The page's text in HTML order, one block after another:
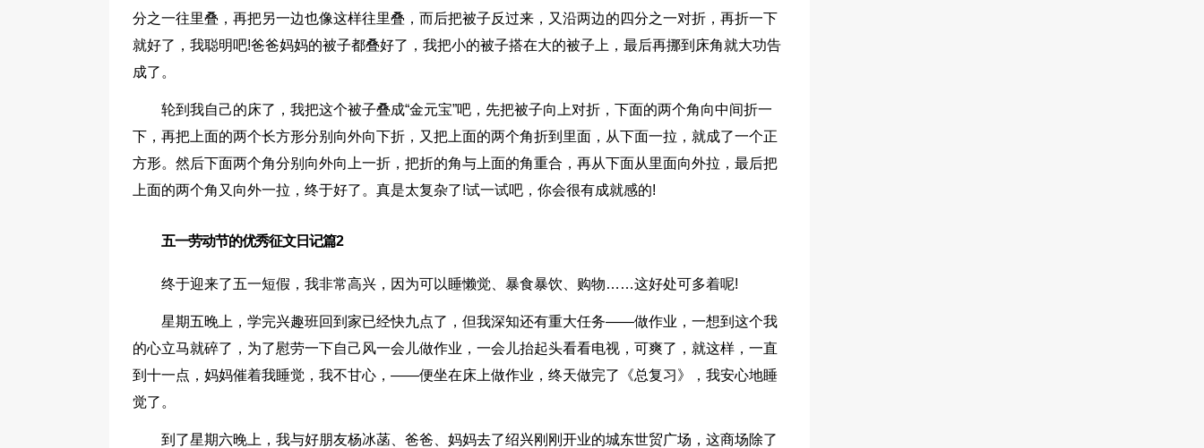
分之一往里叠，再把另一边也像这样往里叠，而后把被子反过来，又沿两边的四分之一对折，再折一下
就好了，我聪明吧!爸爸妈妈的被子都叠好了，我把小的被子搭在大的被子上，最后再挪到床角就大功告
成了。
轮到我自己的床了，我把这个被子叠成“金元宝”吧，先把被子向上对折，下面的两个角向中间折一
下，再把上面的两个长方形分别向外向下折，又把上面的两个角折到里面，从下面一拉，就成了一个正
方形。然后下面两个角分别向外向上一折，把折的角与上面的角重合，再从下面从里面向外拉，最后把
上面的两个角又向外一拉，终于好了。真是太复杂了!试一试吧，你会很有成就感的!
五一劳动节的优秀征文日记篇2
终于迎来了五一短假，我非常高兴，因为可以睡懒觉、暴食暴饮、购物……这好处可多着呢!
星期五晚上，学完兴趣班回到家已经快九点了，但我深知还有重大任务——做作业，一想到这个我
的心立马就碎了，为了慰劳一下自己风一会儿做作业，一会儿抬起头看看电视，可爽了，就这样，一直
到十一点，妈妈催着我睡觉，我不甘心，——便坐在床上做作业，终天做完了《总复习》，我安心地睡
觉了。
到了星期六晚上，我与好朋友杨冰菡、爸爸、妈妈去了绍兴刚刚开业的城东世贸广场，这商场除了